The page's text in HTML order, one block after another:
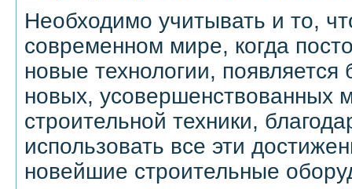
Необходимо учитывать и то,
современном мире, когда
новые технологии,
новых, усовершенствованных
строительной техники,
использовать все эти
новейшие строительные